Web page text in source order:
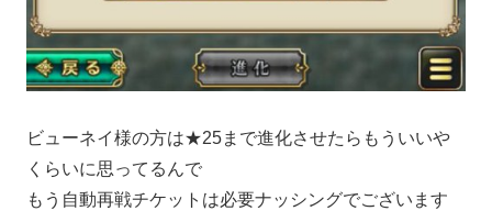
ビューネイ様の方は★25まで進化させたらもういいや
くらいに思ってるんで
もう自動再戦チケットは必要ナッシングでございます